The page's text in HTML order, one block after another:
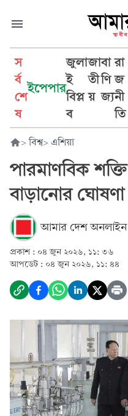
স
র্ব
শে
ষ
ইপেপার
জুলা
ই
বিপ্ল
ব
জা
তী
য়
বা
ণি
জ্য
রা
জ
নী
তি
> বিশ্ব> এশিয়া
পারমাণবিক
বাড়ানোর
আমার দেশ অনলাইন
প্রকাশ : ০৪ জুন ২০২৬, ১১: ৩৬
আপডেট : ০৪ জুন ২০২৬, ১১: ৪৪